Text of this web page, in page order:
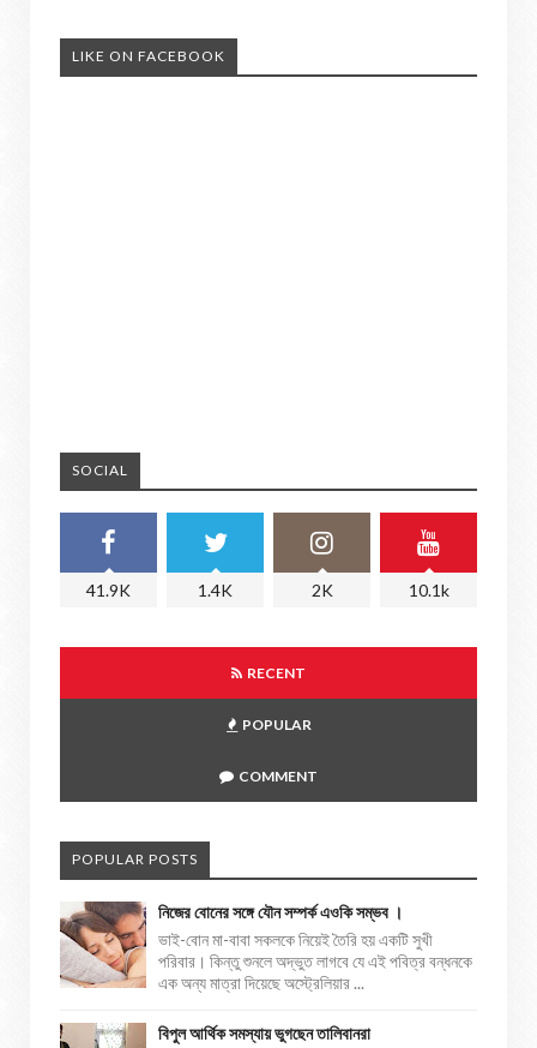
LIKE ON FACEBOOK
SOCIAL
41.9K 1.4K 2K 10.1k
RECENT
POPULAR
COMMENT
POPULAR POSTS
নিজের বোনের সঙ্গে যৌন সম্পর্ক এওকি সম্ভব ।
ভাই-বোন মা-বাবা সকলকে নিয়েই তৈরি হয় একটি সুখী
পরিবার। কিন্তু শুনলে অদ্ভুত লাগবে যে এই পবিত্র বন্ধনকে
এক অন্য মাত্রা দিয়েছে অস্ট্রেলিয়ার ...
বিপুল আর্থিক সমস্যায় ভুগছেন তালিবানরা